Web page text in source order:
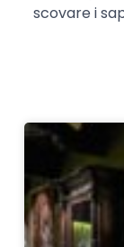
scovare i